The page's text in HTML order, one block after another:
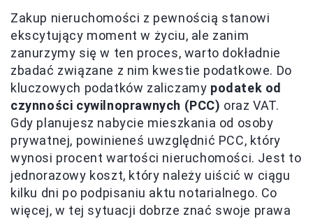
Zakup nieruchomości z pewnością stanowi
ekscytujący moment w życiu, ale zanim
zanurzymy się w ten proces, warto dokładnie
zbadać związane z nim kwestie podatkowe. Do
kluczowych podatków zaliczamy podatek od
czynności cywilnoprawnych (PCC) oraz VAT.
Gdy planujesz nabycie mieszkania od osoby
prywatnej, powinieneś uwzględnić PCC, który
wynosi procent wartości nieruchomości. Jest to
jednorazowy koszt, który należy uiścić w ciągu
kilku dni po podpisaniu aktu notarialnego. Co
więcej, w tej sytuacji dobrze znać swoje prawa